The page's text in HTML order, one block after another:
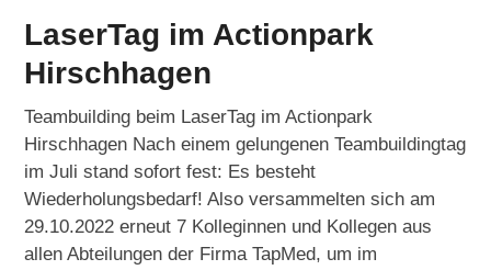
LaserTag im Actionpark
Hirschhagen
Teambuilding beim LaserTag im Actionpark
Hirschhagen Nach einem gelungenen Teambuildingtag
im Juli stand sofort fest: Es besteht
Wiederholungsbedarf! Also versammelten sich am
29.10.2022 erneut 7 Kolleginnen und Kollegen aus
allen Abteilungen der Firma TapMed, um im